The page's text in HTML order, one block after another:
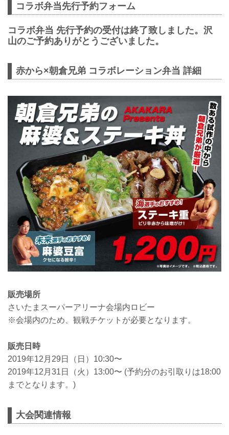
コラボ弁当先行予約フォーム
コラボ弁当 先行予約の受付は終了致しました。沢
山のご予約ありがとうございました。
赤から×朝倉兄弟 コラボレーション弁当 詳細
販売場所
さいたまスーパーアリーナ会場内ロビー
※会場内のため、観戦チケットが必要となります。
販売日時
2019年12月29日（日）10:30〜
2019年12月31日（火）13:00〜 (予約分のお引取りは18:00
までとなります。)
大会関連情報